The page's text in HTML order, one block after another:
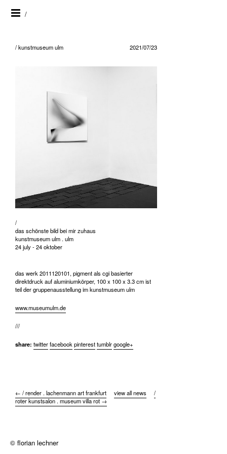
/
2021/07/23
/ kunstmuseum ulm
/
das schönste bild bei mir zuhaus
kunstmuseum ulm . ulm
24 july - 24 oktober
das werk 2011120101, pigment als cgi basierter
direktdruck auf aluminiumkörper, 100 x 100 x 3.3 cm ist
teil der gruppenausstellung im kunstmuseum ulm
www.museumulm.de
///
share: twitterfacebook pinteresttumblrgoogle+
← / render . lachenmann art frankfurt view all news
/
roter kunstsalon . museum villa rot →
© florian lechner